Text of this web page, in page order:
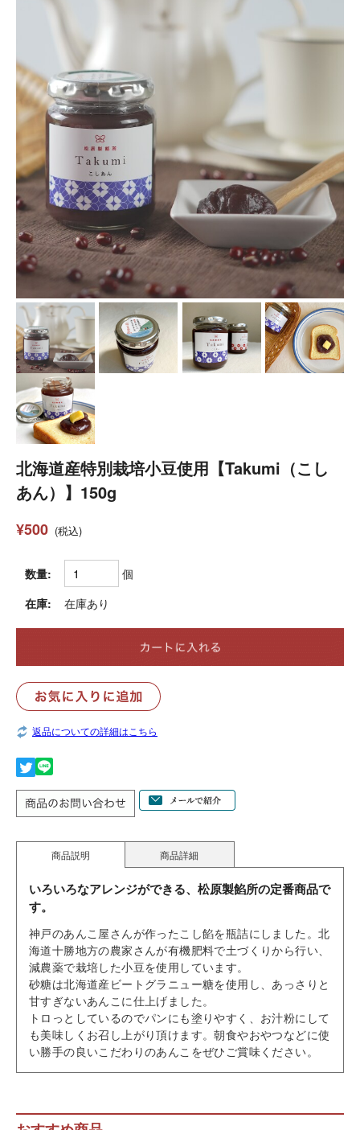
北海道産特別栽培小豆使用【Takumi（こし
あん）】150g
¥500 (税込)
数量:
個
在庫:
在庫あり
返品についての詳細はこちら
商品説明 商品詳細
いろいろなアレンジができる、松原製餡所の定番商品で
す。
神戸のあんこ屋さんが作ったこし餡を瓶詰にしました。北
海道十勝地方の農家さんが有機肥料で土づくりから行い、
減農薬で栽培した小豆を使用しています。
砂糖は北海道産ビートグラニュー糖を使用し、あっさりと
甘すぎないあんこに仕上げました。
トロっとしているのでパンにも塗りやすく、お汁粉にして
も美味しくお召し上がり頂けます。朝食やおやつなどに使
い勝手の良いこだわりのあんこをぜひご賞味ください。